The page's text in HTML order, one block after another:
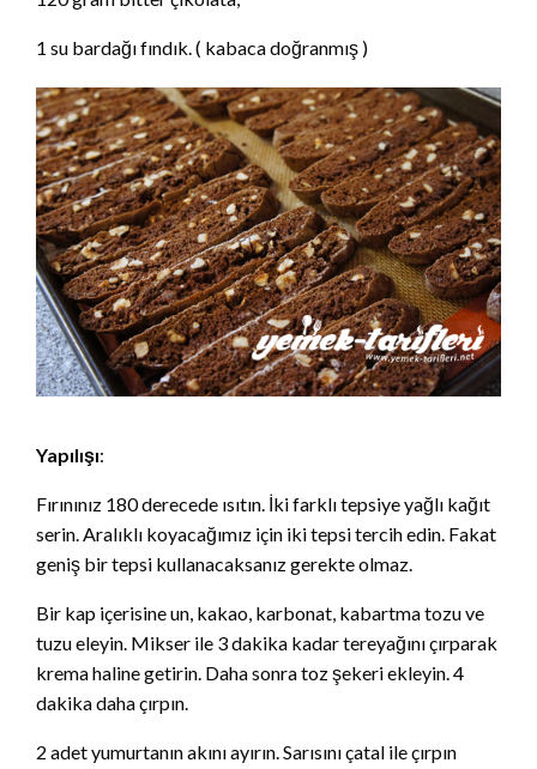
1 su bardağı fındık. ( kabaca doğranmış )
Yapılışı:
Fırınınız 180 derecede ısıtın. İki farklı tepsiye yağlı kağıt
serin. Aralıklı koyacağımız için iki tepsi tercih edin. Fakat
geniş bir tepsi kullanacaksanız gerekte olmaz.
Bir kap içerisine un, kakao, karbonat, kabartma tozu ve
tuzu eleyin. Mikser ile 3 dakika kadar tereyağını çırparak
krema haline getirin. Daha sonra toz şekeri ekleyin. 4
dakika daha çırpın.
2 adet yumurtanın akını ayırın. Sarısını çatal ile çırpın